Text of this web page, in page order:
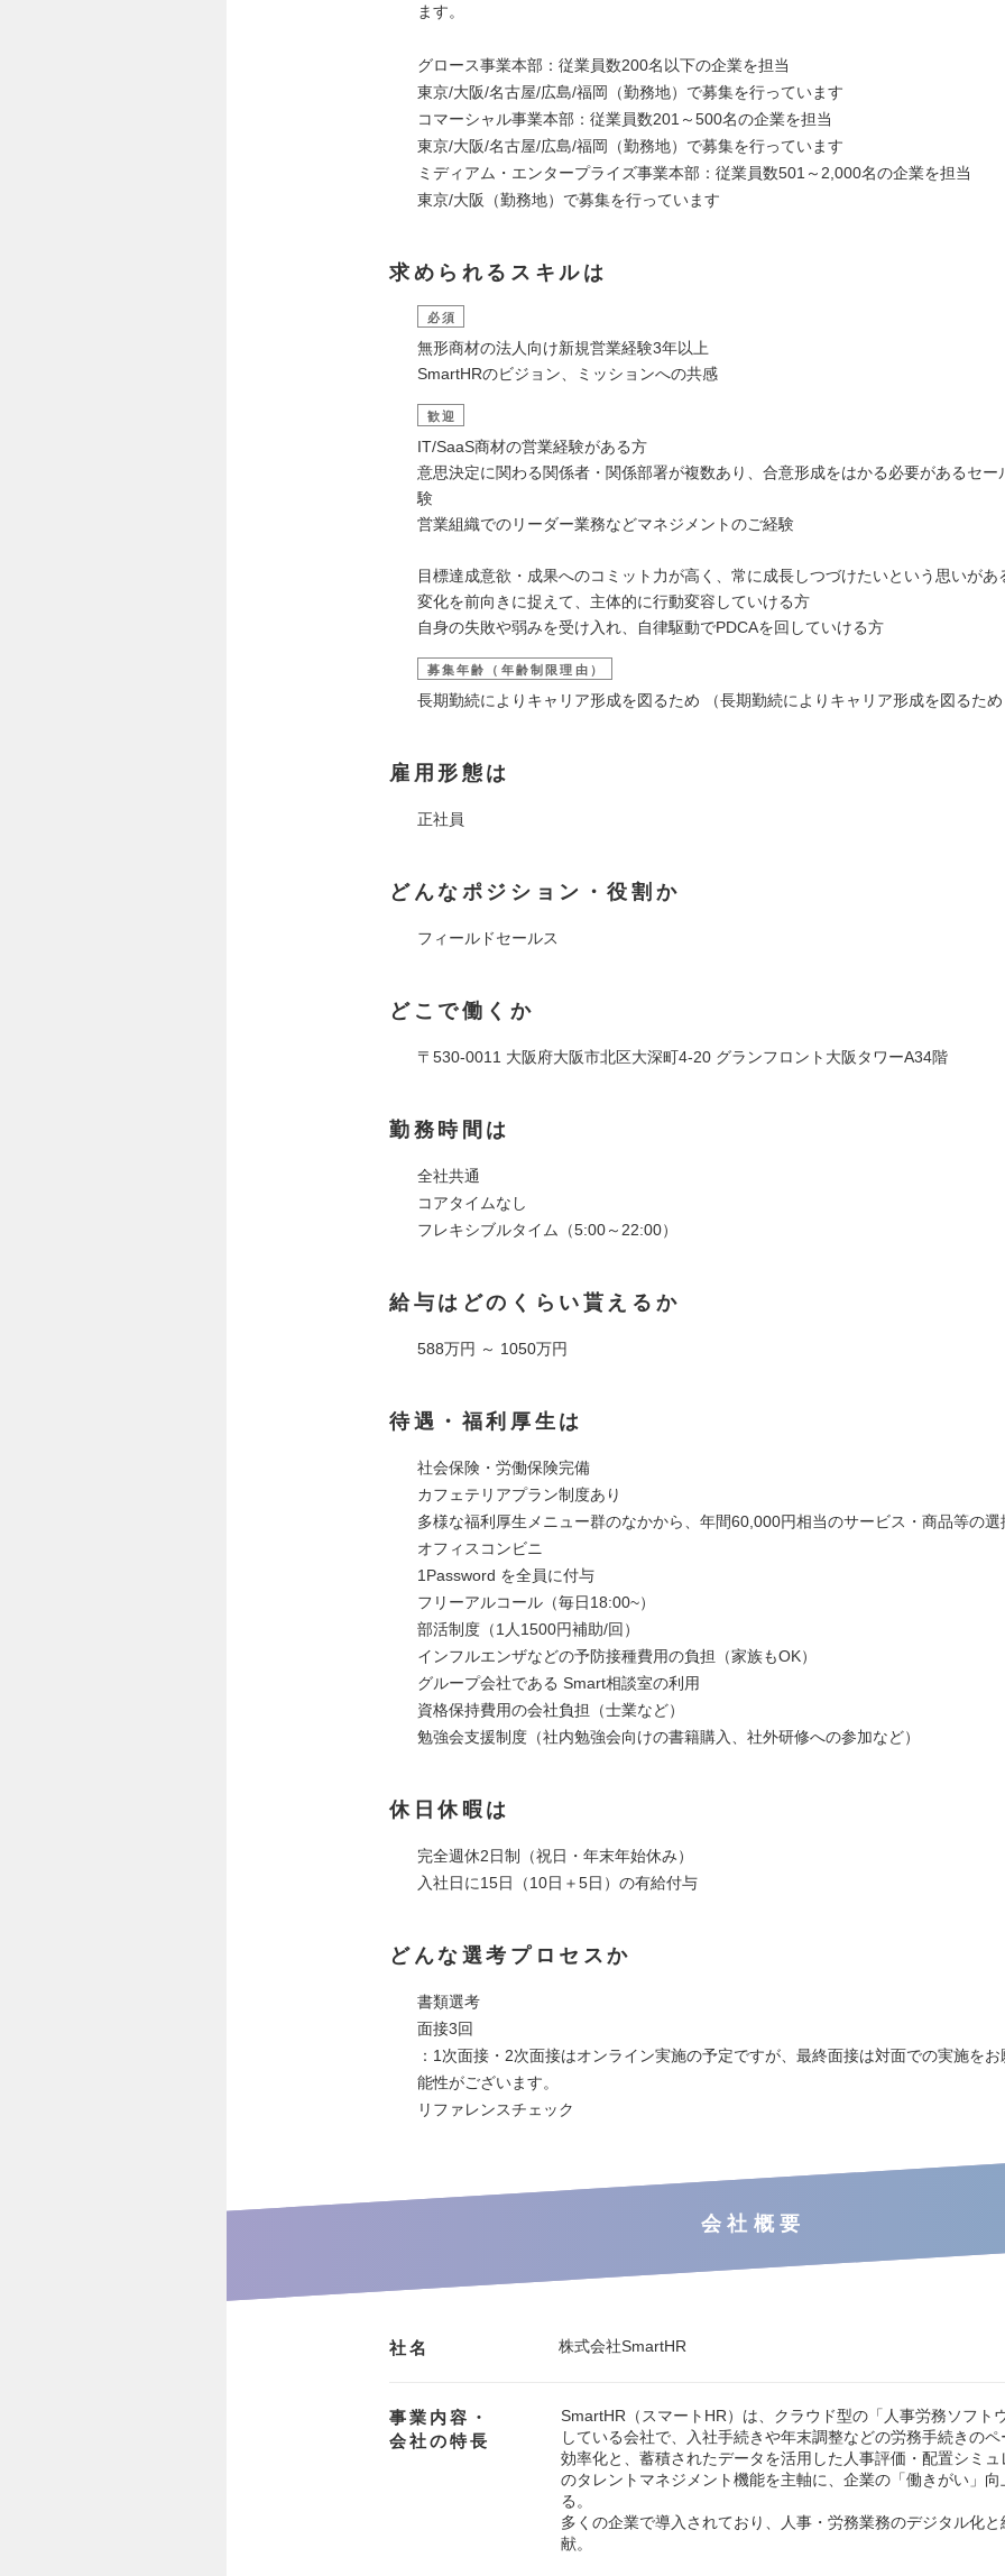
ます。
グロース事業本部：従業員数200名以下の企業を担当
東京/大阪/名古屋/広島/福岡（勤務地）で募集を行っています
コマーシャル事業本部：従業員数201～500名の企業を担当
東京/大阪/名古屋/広島/福岡（勤務地）で募集を行っています
ミディアム・エンタープライズ事業本部：従業員数501～2,000名の企業を担当
東京/大阪（勤務地）で募集を行っています
求められるスキルは
必須
無形商材の法人向け新規営業経験3年以上
SmartHRのビジョン、ミッションへの共感
歓迎
IT/SaaS商材の営業経験がある方
意思決定に関わる関係者・関係部署が複数あり、合意形成をはかる必要があるセー
験
営業組織でのリーダー業務などマネジメントのご経験
目標達成意欲・成果へのコミット力が高く、常に成長しつづけたいという思いがあ
変化を前向きに捉えて、主体的に行動変容していける方
自身の失敗や弱みを受け入れ、自律駆動でPDCAを回していける方
募集年齢（年齢制限理由）
長期勤続によりキャリア形成を図るため （長期勤続によりキャリア形成を図るた
雇用形態は
正社員
どんなポジション・役割か
フィールドセールス
どこで働くか
〒530-0011 大阪府大阪市北区大深町4-20 グランフロント大阪タワーA34階
勤務時間は
全社共通
コアタイムなし
フレキシブルタイム（5:00～22:00）
給与はどのくらい貰えるか
588万円 ～ 1050万円
待遇・福利厚生は
社会保険・労働保険完備
カフェテリアプラン制度あり
多様な福利厚生メニュー群のなかから、年間60,000円相当のサービス・商品等の選
オフィスコンビニ
1Password を全員に付与
フリーアルコール（毎日18:00~）
部活制度（1人1500円補助/回）
インフルエンザなどの予防接種費用の負担（家族もOK）
グループ会社である Smart相談室の利用
資格保持費用の会社負担（士業など）
勉強会支援制度（社内勉強会向けの書籍購入、社外研修への参加など）
休日休暇は
完全週休2日制（祝日・年末年始休み）
入社日に15日（10日＋5日）の有給付与
どんな選考プロセスか
書類選考
面接3回
：1次面接・2次面接はオンライン実施の予定ですが、最終面接は対面での実施を
能性がございます。
リファレンスチェック
会社概要
社名 株式会社SmartHR
事業内容・
会社の特長
SmartHR（スマートHR）は、クラウド型の「人事労務ソフト
している会社で、入社手続きや年末調整などの労務手続きの
効率化と、蓄積されたデータを活用した人事評価・配置シミ
のタレントマネジメント機能を主軸に、企業の「働きがい」
る。
多くの企業で導入されており、人事・労務業務のデジタル化
献。